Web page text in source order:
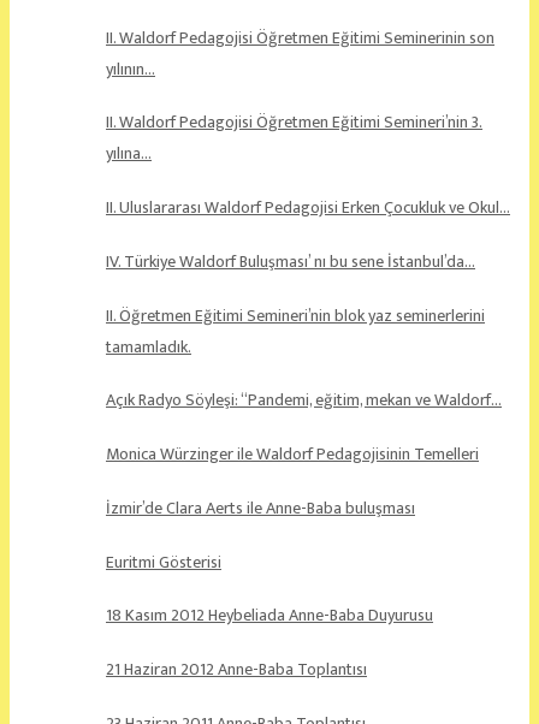
II. Waldorf Pedagojisi Öğretmen Eğitimi Seminerinin son
yılının…
II. Waldorf Pedagojisi Öğretmen Eğitimi Semineri’nin 3.
yılına…
II. Uluslararası Waldorf Pedagojisi Erken Çocukluk ve Okul…
IV. Türkiye Waldorf Buluşması’ nı bu sene İstanbul’da…
II. Öğretmen Eğitimi Semineri’nin blok yaz seminerlerini
tamamladık.
Açık Radyo Söyleşi: “Pandemi, eğitim, mekan ve Waldorf…
Monica Würzinger ile Waldorf Pedagojisinin Temelleri
İzmir’de Clara Aerts ile Anne-Baba buluşması
Euritmi Gösterisi
18 Kasım 2012 Heybeliada Anne-Baba Duyurusu
21 Haziran 2012 Anne-Baba Toplantısı